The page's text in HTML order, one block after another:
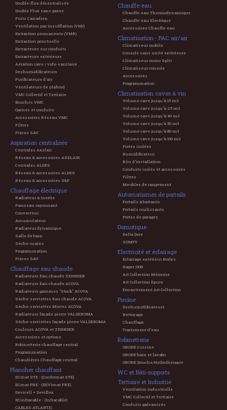
Double-flux décentralisée
Double Flux sans gaine
Puits Canadien
Ventilation par insufflation (VMI)
Extraction permanente (VMR)
Extraction ponctuelle
Extracteurs sur conduits
Extracteurs extérieurs
Aération cave / vide-sanitaire
Deshumidificateurs
Purificateurs d'air
Ventilateurs de plafond
VMC Collectif et Tertiaire
Bouches VMC
Gaines et conduits
Accessoires Réseau VMC
Filtres
Pièces SAV
Aspiration centralisée
Centrales Axelair
Réseau & accessoires AXELAIR
Centrales ALDES
Réseau & accessoires ALDES
Réseau & accessoires S&P
Chauffage électrique
Radiateur à inertie
Panneau rayonnant
Convecteur
Accumulateur
Radiateur dynamique
Salle de bain
Sèche-mains
Programmation
Pièces SAV
Chauffage eau chaude
Radiateurs Eau chaude ZEHNDER
Radiateurs Eau chaude ACOVA
Radiateurs gammes "Stock" ACOVA
Sèche-serviettes Eau chaude ACOVA
Sèche-serviettes Mixtes ACOVA
Radiateurs façade pierre VALDEROMA
Sèche-serviettes façade pierre VALDEROMA
Couleurs ACOVA et ZEHNDER
Accessoires et options
Robinetterie chauffage central
Programmation
Chaudières Chauffage central
Plancher chauffant
ECmat STE - (Conformat STE)
ECmat PRE - (DEVImat PRE)
Devicell + Deviflex
ECinfracable - (Infracable)
CABLES ATLANTIC
Chauffe-eau
Chauffe-eau Thermodynamique
Chauffe-eau Electrique
Accessoires Chauffe-eau
Climatisation - PAC air/air
Climatiseur mobile
Console sans unité extérieure
Climatiseur mono Split
Climatiseur console
Accessoires
Programmation
Climatisation caves à vin
Volume cave jusqu'à 15 m3
Volume cave jusqu'à 25 m3
Volume cave jusqu'à 40 m3
Volume cave jusqu'à 50 m3
Volume cave jusqu'à 80 m3
Volume cave jusqu'à 100 m3
Portes isolées
Humidificateur
Kits d'installation
Conduits isolés et accessoires
Filtres
Meubles de rangement
Automatismes de portails
Portails à battants
Portails coulissants
Portes de garages
Domotique
Delta Dore
SOMFY
Electricité et éclairage
Eclairage extérieur Norlys
Hager 1930
Art Collection Mémoire
Art Collection Epure
Encastrement Art Collection
Piscine
Deshumidificateurs
Nettoyage
Chauffage
Traitement d'eau
Robinetterie
GROHE Cuisine
GROHE bain et lavabo
GROHE Douche/Hydrothérapie
WC et Bâti-supports
Tertiaire et Industrie
Ventilation industrielle
VMC Collectif et Tertiaire
Conduits galvanisés